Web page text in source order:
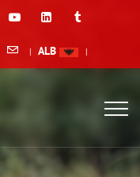
| ALB |